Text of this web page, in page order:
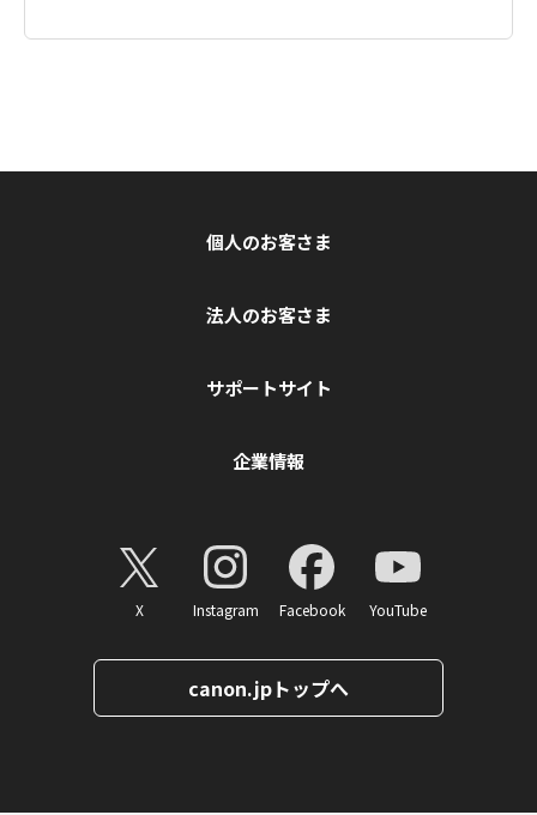
個人のお客さま
法人のお客さま
サポートサイト
企業情報
X Instagram Facebook YouTube
canon.jpトップへ